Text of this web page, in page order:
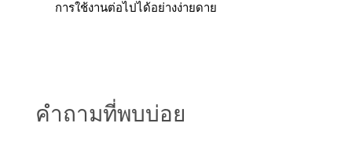
การใช้งานต่อไปได้อย่างง่ายดาย
คำถามที่พบบ่อย